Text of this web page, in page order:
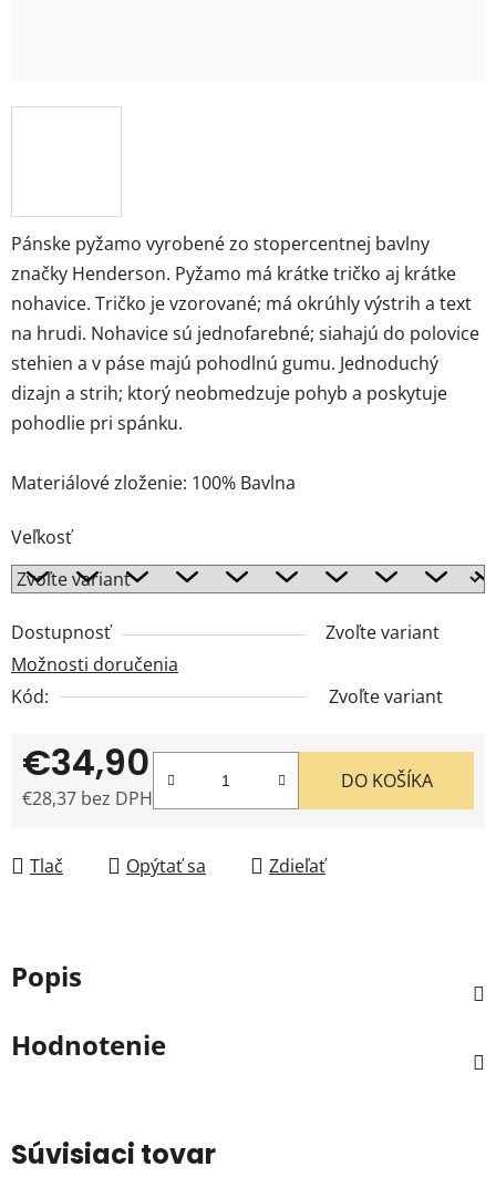
Pánske pyžamo vyrobené zo stopercentnej bavlny
značky Henderson. Pyžamo má krátke tričko aj krátke
nohavice. Tričko je vzorované; má okrúhly výstrih a text
na hrudi. Nohavice sú jednofarebné; siahajú do polovice
stehien a v páse majú pohodlnú gumu. Jednoduchý
dizajn a strih; ktorý neobmedzuje pohyb a poskytuje
pohodlie pri spánku.
Materiálové zloženie: 100% Bavlna
Veľkosť
Dostupnosť
Zvoľte variant
Možnosti doručenia
Kód:
Zvoľte variant
€34,90
€28,37 bez DPH
DO KOŠÍKA
Tlač Opýtať sa Zdieľať
Popis
Hodnotenie
Súvisiaci tovar